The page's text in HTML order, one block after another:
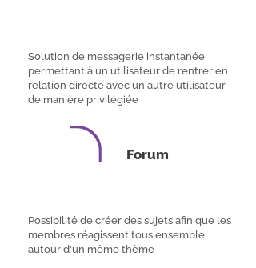
Solution de messagerie instantanée
permettant à un utilisateur de rentrer en
relation directe avec un autre utilisateur
de manière privilégiée
Forum
Possibilité de créer des sujets afin que les
membres réagissent tous ensemble
autour d'un même thème